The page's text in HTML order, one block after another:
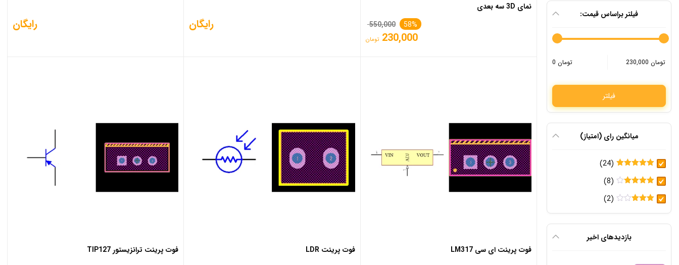
فیلتر براساس قیمت:
0 تومان 230,000 تومان
فیلتر
میانگین رای (امتیاز)
5
(24)
از 5
(8)
از 5
(2)
بازدید‌های اخیر
نمای 3D سه بعدی
58%
550,000
اصلی
230,000 تومان
رایگان رایگان
فوت پرینت ای سی LM317 فوت پرینت LDR فوت پرینت ترانزیستور TIP127